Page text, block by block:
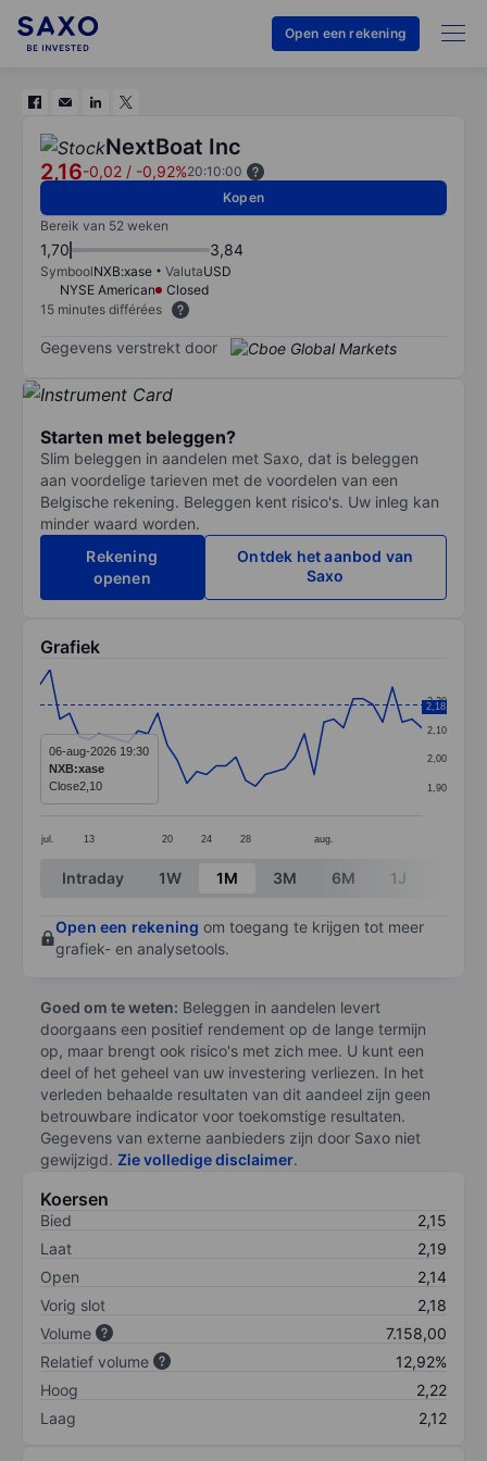
Open een rekening
NextBoat Inc
2,16-0,02 / -0,92%20:10:00
Kopen
Bereik van 52 weken
1,70 3,84
SymboolNXB:xase ValutaUSD
NYSE American
Closed
15 minutes différées
Gegevens verstrekt door
Starten met beleggen?
Slim beleggen in aandelen met Saxo, dat is beleggen
aan voordelige tarieven met de voordelen van een
Belgische rekening. Beleggen kent risico's. Uw inleg kan
minder waard worden.
Rekening
openen
Ontdek het aanbod van
Saxo
Grafiek
Chart
Line chart with 40 data points.
The chart has 1 X axis displaying categories.
The chart has 1 Y axis displaying values. Data
jul. 13 20 24 28 aug.
1,90
2,00
2,10
2,20
2,18
06-aug-2026 19:30
NXB:xase
Close2,10
End of interactive chart.
Intraday 1W 1M 3M 6M 1J
Open een rekening om toegang te krijgen tot meer
grafiek- en analysetools.
Goed om te weten: Beleggen in aandelen levert
doorgaans een positief rendement op de lange termijn
op, maar brengt ook risico's met zich mee. U kunt een
deel of het geheel van uw investering verliezen. In het
verleden behaalde resultaten van dit aandeel zijn geen
betrouwbare indicator voor toekomstige resultaten.
Gegevens van externe aanbieders zijn door Saxo niet
gewijzigd. Zie volledige disclaimer.
Koersen
Bied
2,15
Laat
2,19
Open
2,14
Vorig slot
2,18
Volume
7.158,00
Relatief volume
12,92%
Hoog
2,22
Laag
2,12